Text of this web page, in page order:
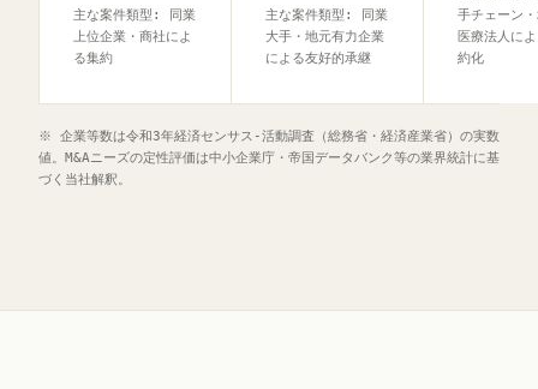
主な案件類型: 同業
上位企業・商社によ
る集約
主な案件類型: 同業
大手・地元有力企業
による友好的承継
手チェーン
医療法人に
約化
※ 企業等数は令和3年経済センサス‐活動調査（総務省・経済産業省）の実数
値。M&Aニーズの定性評価は中小企業庁・帝国データバンク等の業界統計に基
づく当社解釈。